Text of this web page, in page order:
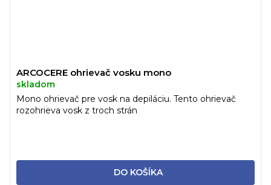
ARCOCERE ohrievač vosku mono
skladom
DO KOŠÍKA
Mono ohrievač pre vosk na depiláciu. Tento ohrievač
rozohrieva vosk z troch strán